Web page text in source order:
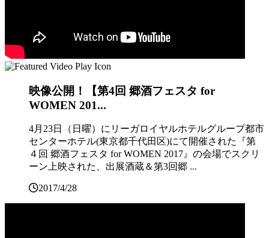
映像公開！【第4回 郷酒フェスタ for
WOMEN 201...
4月23日（日曜）にリーガロイヤルホテルグループ都市
センターホテル(東京都千代田区)にて開催された『第
４回 郷酒フェスタ for WOMEN 2017』の会場でスクリ
ーン上映された、出展酒蔵＆第3回郷 ...
2017/4/28